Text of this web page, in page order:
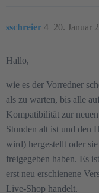
sschreier 20. Januar
4
Hallo,
wie es der Vorredner
als zu warten, bis alle
Kompatibilität zur
Stunden alt ist und den
wird) hergestellt oder
freigegeben haben. Es
erst neu erschienene
Live-Shop handelt.